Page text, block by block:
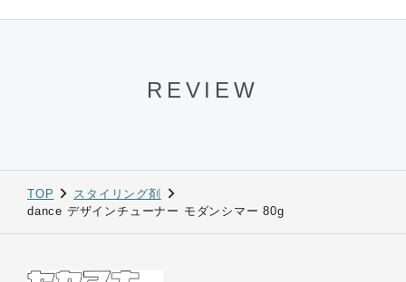
REVIEW
TOP
スタイリング剤
dance デザインチューナー モダンシマー 80g